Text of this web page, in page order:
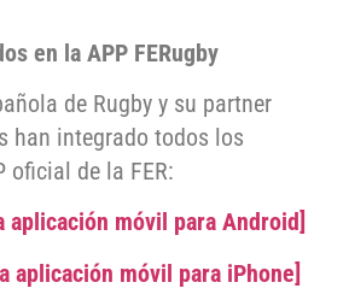
en la APP FERugby
de Rugby y su partner
han integrado todos los
oficial de la FER:
aplicación móvil para Android]
aplicación móvil para iPhone]